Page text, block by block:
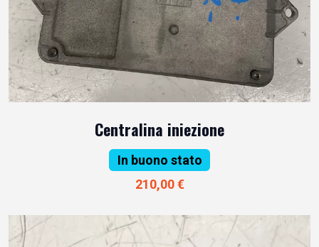
Centralina iniezione
In buono stato
210,00 €